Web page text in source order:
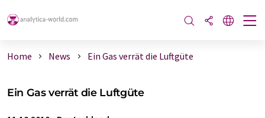
Home News Ein Gas verrät die Luftgüte
Ein Gas verrät die Luftgüte